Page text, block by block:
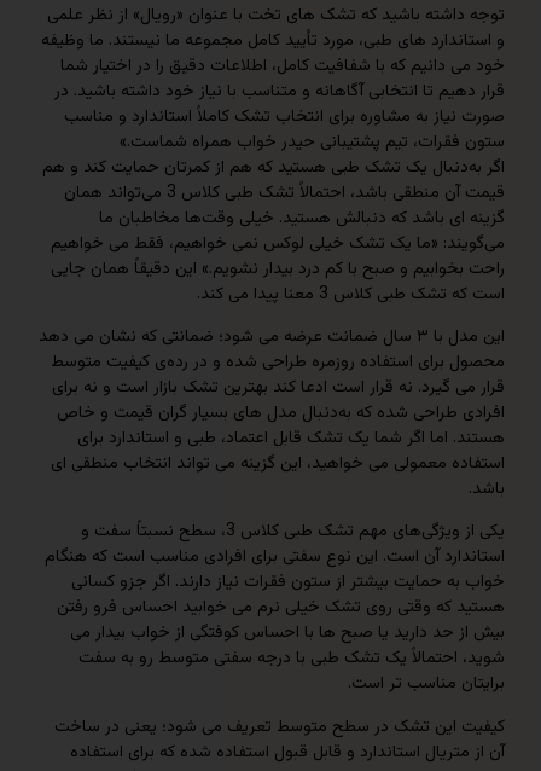
باشید که تشک‌ های تخت با عنوان «رویال» از نظر علمی
های طبی، مورد تأیید کامل مجموعه ما نیستند. ما وظیفه
که با شفافیت کامل، اطلاعات دقیق را در اختیار شما
تا انتخابی آگاهانه و متناسب با نیاز خود داشته باشید. در
به مشاوره برای انتخاب تشک کاملاً استاندارد و مناسب
تیم پشتیبانی حیدر خواب همراه شماست.»
یک تشک طبی هستید که هم از کمرتان حمایت کند و هم
قیمت آن منطقی باشد، احتمالاً تشک طبی کلاس 3 می‌تواند همان
باشد که دنبالش هستید. خیلی وقت‌ها مخاطبان ما
«ما یک تشک خیلی لوکس نمی‌ خواهیم، فقط می‌ خواهیم
و صبح با کم درد بیدار نشویم.» این دقیقاً همان جایی
کلاس 3 معنا پیدا می‌ کند.
این مدل با ۳ سال ضمانت عرضه می‌ شود؛ ضمانتی که نشان می‌ دهد
استفاده روزمره طراحی شده و در رده‌ی کیفیت متوسط
گیرد. نه قرار است ادعا کند بهترین تشک بازار است و نه برای
طراحی شده که به‌دنبال مدل‌ های بسیار گران‌ قیمت و خاص
اگر شما یک تشک قابل‌ اعتماد، طبی و استاندارد برای
معمولی می‌ خواهید، این گزینه می‌ تواند انتخاب منطقی‌ ای
یکی از ویژگی‌های مهم تشک طبی کلاس 3، سطح نسبتاً سفت و
آن است. این نوع سفتی برای افرادی مناسب است که هنگام
حمایت بیشتر از ستون فقرات نیاز دارند. اگر جزو کسانی
وقتی روی تشک خیلی نرم می‌ خوابید احساس فرو رفتن
حد دارید یا صبح‌ ها با احساس کوفتگی از خواب بیدار می‌
یک تشک طبی با درجه سفتی متوسط رو به سفت
مناسب‌ تر است.
این تشک در سطح متوسط تعریف می‌ شود؛ یعنی در ساخت
استاندارد و قابل‌ قبول استفاده شده که برای استفاده